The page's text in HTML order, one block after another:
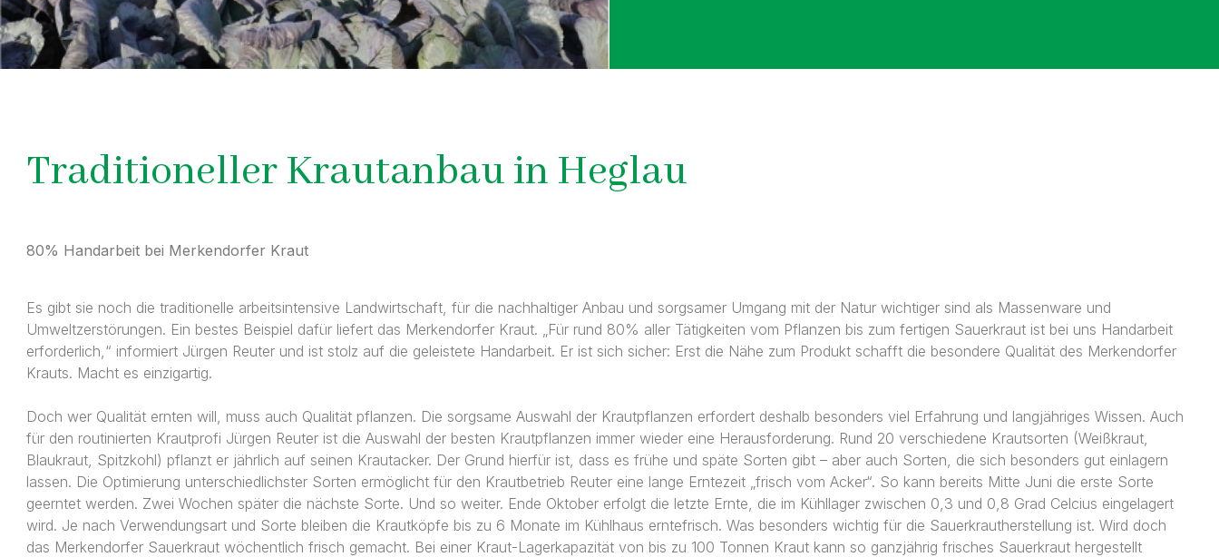
Traditioneller Krautanbau in Heglau
80% Handarbeit bei Merkendorfer Kraut
Es gibt sie noch die traditionelle arbeitsintensive Landwirtschaft, für die nachhaltiger Anbau und sorgsamer Umgang mit der Natur wichtiger sind als Massenware und
Umweltzerstörungen. Ein bestes Beispiel dafür liefert das Merkendorfer Kraut. „Für rund 80% aller Tätigkeiten vom Pflanzen bis zum fertigen Sauerkraut ist bei uns Handarbeit
erforderlich,“ informiert Jürgen Reuter und ist stolz auf die geleistete Handarbeit. Er ist sich sicher: Erst die Nähe zum Produkt schafft die besondere Qualität des Merkendorfer
Krauts. Macht es einzigartig.
Doch wer Qualität ernten will, muss auch Qualität pflanzen. Die sorgsame Auswahl der Krautpflanzen erfordert deshalb besonders viel Erfahrung und langjähriges Wissen. Auch
für den routinierten Krautprofi Jürgen Reuter ist die Auswahl der besten Krautpflanzen immer wieder eine Herausforderung. Rund 20 verschiedene Krautsorten (Weißkraut,
Blaukraut, Spitzkohl) pflanzt er jährlich auf seinen Krautacker. Der Grund hierfür ist, dass es frühe und späte Sorten gibt – aber auch Sorten, die sich besonders gut einlagern
lassen. Die Optimierung unterschiedlichster Sorten ermöglicht für den Krautbetrieb Reuter eine lange Erntezeit „frisch vom Acker“. So kann bereits Mitte Juni die erste Sorte
geerntet werden. Zwei Wochen später die nächste Sorte. Und so weiter. Ende Oktober erfolgt die letzte Ernte, die im Kühllager zwischen 0,3 und 0,8 Grad Celcius eingelagert
wird. Je nach Verwendungsart und Sorte bleiben die Krautköpfe bis zu 6 Monate im Kühlhaus erntefrisch. Was besonders wichtig für die Sauerkrautherstellung ist. Wird doch
das Merkendorfer Sauerkraut wöchentlich frisch gemacht. Bei einer Kraut-Lagerkapazität von bis zu 100 Tonnen Kraut kann so ganzjährig frisches Sauerkraut hergestellt